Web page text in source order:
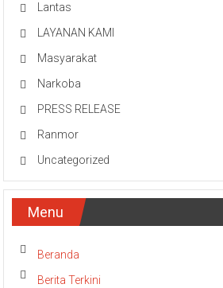
Lantas
LAYANAN KAMI
Masyarakat
Narkoba
PRESS RELEASE
Ranmor
Uncategorized
Menu
Beranda
Berita Terkini